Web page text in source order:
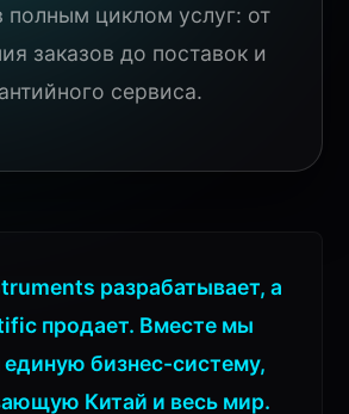
полным циклом услуг: от
заказов до поставок и
сервиса.
разрабатывает, а
продает. Вместе мы
бизнес-систему,
Китай и весь мир.